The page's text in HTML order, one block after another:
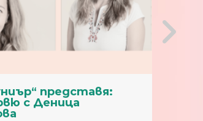
„Аркус Джуниър“
блиц интервю с